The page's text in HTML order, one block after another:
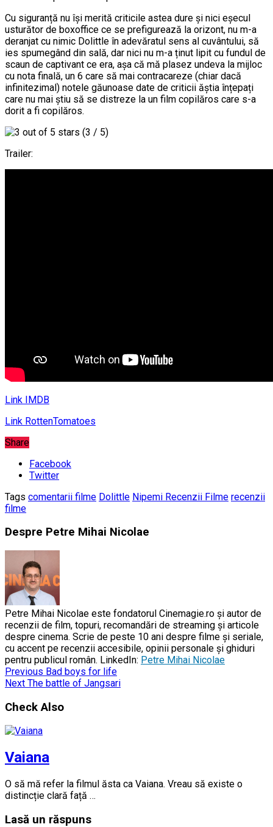
Cu siguranță nu își merită criticile astea dure și nici eșecul
usturător de boxoffice ce se prefigurează la orizont, nu m-a
deranjat cu nimic Dolittle în adevăratul sens al cuvântului, să
ies spumegând din sală, dar nici nu m-a ținut lipit cu fundul de
scaun de captivant ce era, așa că mă plasez undeva la mijloc
cu nota finală, un 6 care să mai contracareze (chiar dacă
infinitezimal) notele găunoase date de criticii ăștia înțepați
care nu mai știu să se distreze la un film copilăros care s-a
dorit a fi copilăros.
(3 / 5)
Trailer:
Link IMDB
Link RottenTomatoes
Share
Facebook
Twitter
Tags comentarii filme Dolittle Nipemi Recenzii Filme recenzii
filme
Despre Petre Mihai Nicolae
Petre Mihai Nicolae este fondatorul Cinemagie.ro și autor de
recenzii de film, topuri, recomandări de streaming și articole
despre cinema. Scrie de peste 10 ani despre filme și seriale,
cu accent pe recenzii accesibile, opinii personale și ghiduri
pentru publicul român. LinkedIn: Petre Mihai Nicolae
Previous Bad boys for life
Next The battle of Jangsari
Check Also
Vaiana
O să mă refer la filmul ăsta ca Vaiana. Vreau să existe o
distincție clară față …
Lasă un răspuns